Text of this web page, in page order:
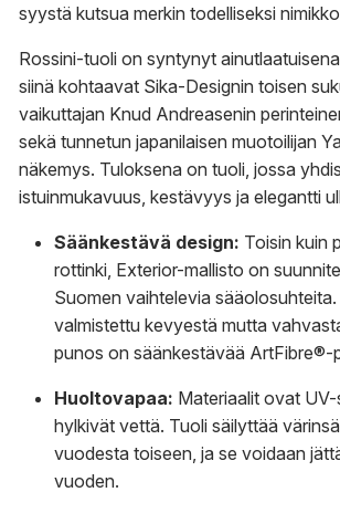
syystä kutsua merkin todelliseksi
Rossini-tuoli on syntynyt
siinä kohtaavat Sika-Designin toisen
vaikuttajan Knud Andreasenin
sekä tunnetun japanilaisen muotoilijan
näkemys. Tuloksena on tuoli, jossa
istuinmukavuus, kestävyys ja elegantti
Säänkestävä design: Toisin kuin
rottinki, Exterior-mallisto on
Suomen vaihtelevia
valmistettu kevyestä mutta
punos on säänkestävää ArtFibre®-
Huoltovapaa: Materiaalit ovat
hylkivät vettä. Tuoli säilyttää
vuodesta toiseen, ja se voidaan
vuoden.